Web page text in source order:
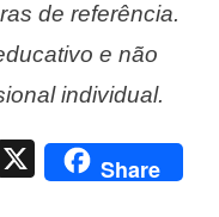
de referência.
e não
individual.
LinkedIn
X Share